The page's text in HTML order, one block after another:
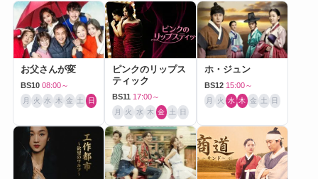
お父さんが変
BS10 08:00～
月 火 水 木 金 土 日
ピンクのリップス
ティック
BS11 17:00～
月 火 水 木 金 土 日
ホ・ジュン
BS12 15:00～
月 火 水 木 金 土 日